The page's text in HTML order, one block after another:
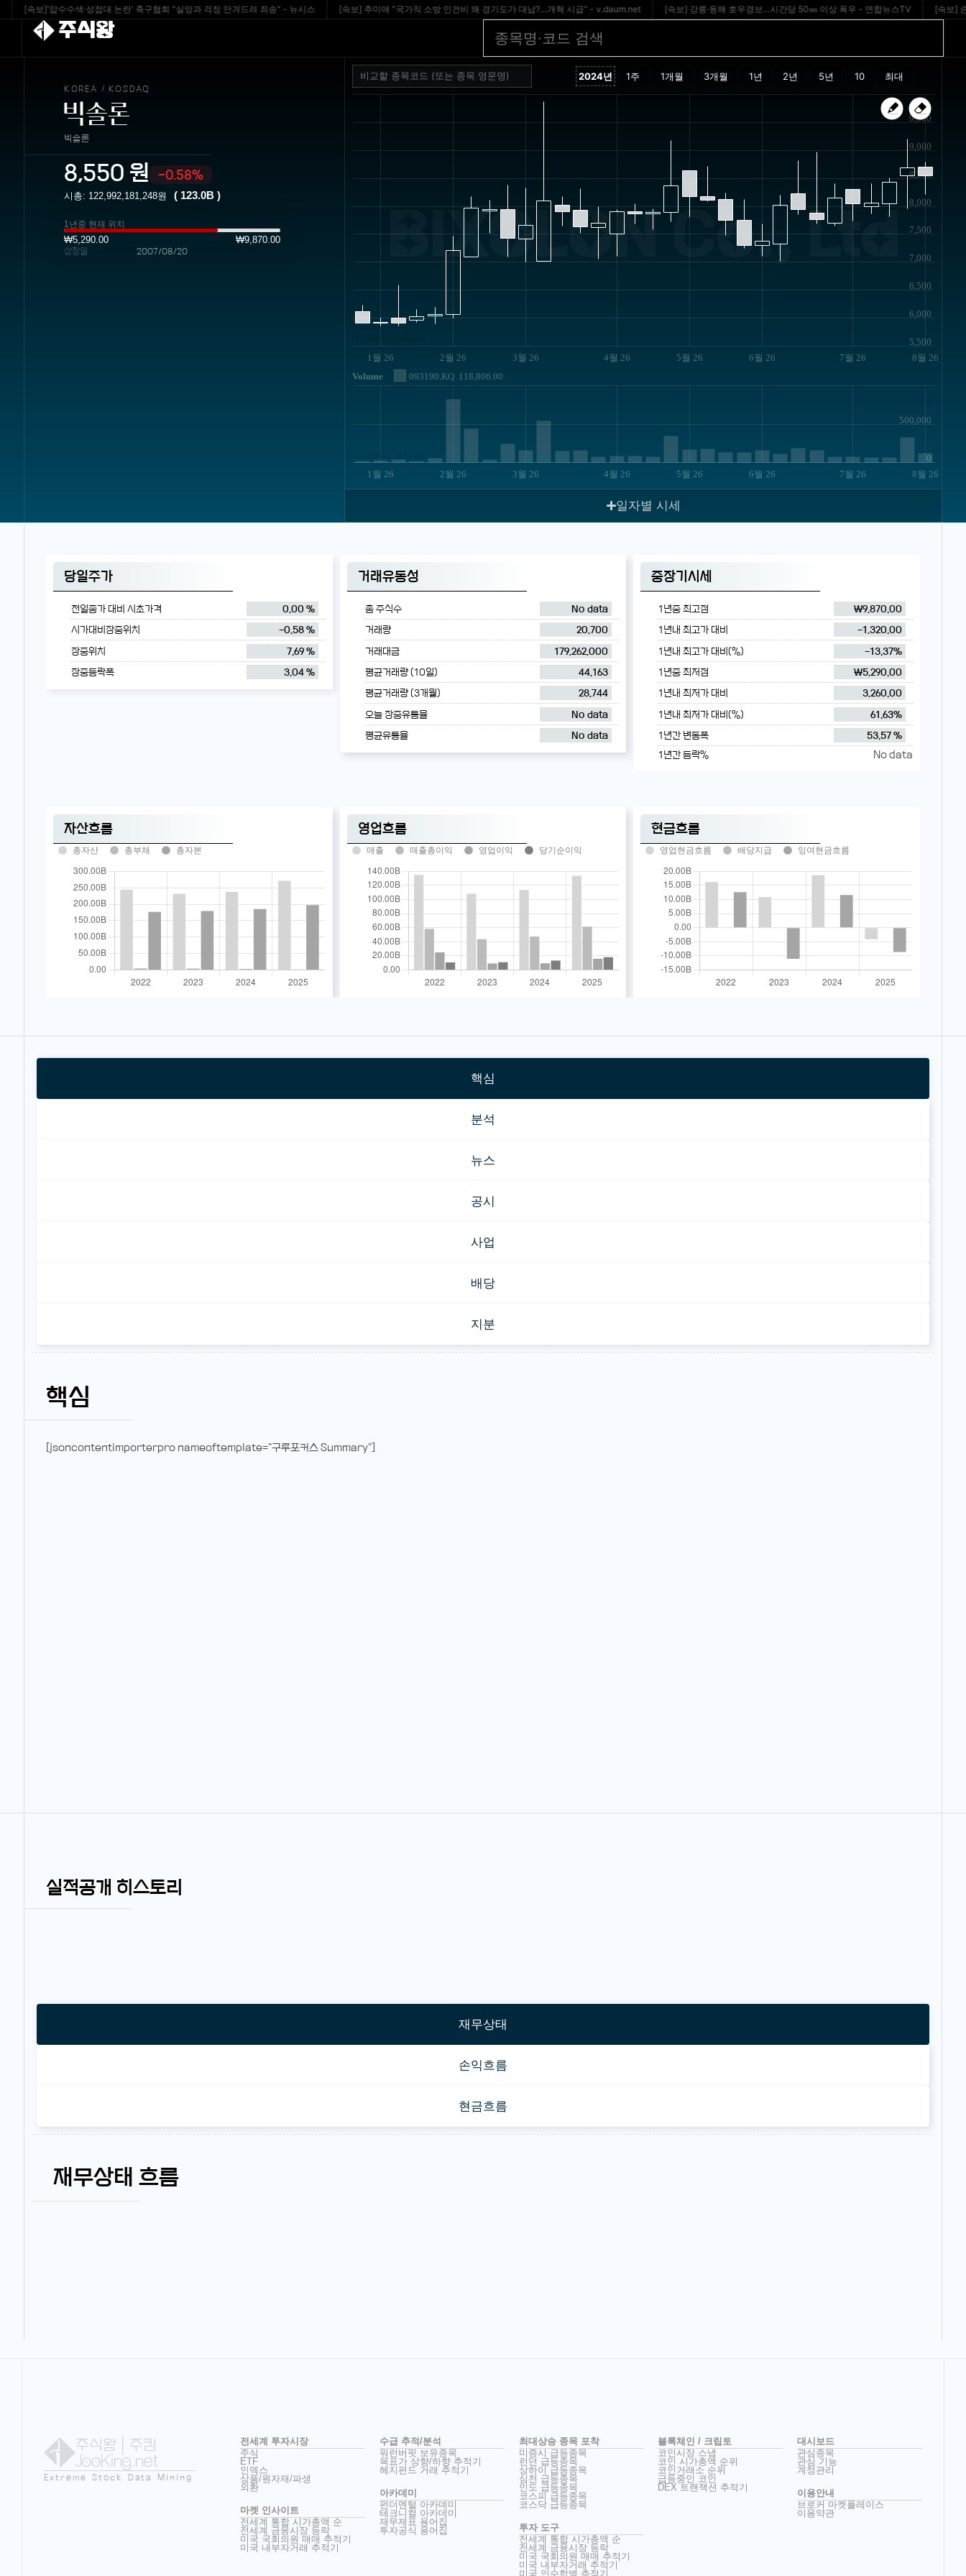
보]'압수수색·성접대 논란' 축구협회 "실망과 걱정 안겨드려 죄송" - 뉴시스 [속보] 추미애 “국가직 소방 인건비 왜 경기도가 대납?…개혁 시급” - v.daum.net [속보] 강릉·동해 호우경보…시간당 50㎜ 이상 폭우 - 연합뉴스TV [속보] 손현보
주식왕
KOREA / KOSDAQ
빅솔론
빅솔론
8,550 원 -0.58%
시총: 122,992,181,248원 ( 123.0B )
1년중 현재 위치
₩5,290.00 ₩9,870.00
상장일 2007/08/20 BIXOLON Co., Ltd
1월 26 2월 26 3월 26 4월 26 5월 26 6월 26 7월 26 8월 26
5,500
6,000
6,500
7,000
7,500
8,000
8,500
9,000
9,500
Volume 093190.KQ 118,806.00
1월 26 2월 26 3월 26 4월 26 5월 26 6월 26 7월 26 8월 26
0
500,000
일자별 시세
당일주가
전일종가 대비 시초가격
0.00 %
시가대비장중위치
-0.58 %
장중위치
7.69 %
장중등락폭
3.04 %
거래유동성
총 주식수
No data
거래량
20,700
거래대금
179,262,000
평균거래량 (10일)
44,163
평균거래량 (3개월)
28,744
오늘 장중유통율
No data
평균유통율
No data
중장기시세
1년중 최고점
₩9,870.00
1년내 최고가 대비
-1,320.00
1년내 최고가 대비(%)
-13.37%
1년중 최저점
₩5,290.00
1년내 최저가 대비
3,260.00
1년내 최저가 대비(%)
61.63%
1년간 변동폭
53.57 %
1년간 등락%
No data
자산흐름
총자산 총부채 총자본
영업흐름
매출 매출총이익 영업이익 당기순이익
현금흐름
영업현금흐름 배당지급 잉여현금흐름
핵심
분석
뉴스
공시
사업
배당
지분
핵심
[jsoncontentimporterpro nameoftemplate="구루포커스 Summary"]
실적공개 히스토리
재무상태
손익흐름
현금흐름
재무상태 흐름
주식왕 | 주킹
JooKing.net
Extreme Stock Data Mining
전세계 투자시장
주식
ETF
인덱스
상품/원자재/파생
외환
마켓 인사이트
전세계 통합 시가총액 순
전세계 금융시장 등락
미국 국회의원 매매 추적기
미국 내부자거래 추적기
수급 추적/분석
워런버핏 보유종목
목표가 상향/하향 추적기
헤지펀드 거래 추적기
아카데미
펀더멘털 아카데미
테크니컬 아카데미
재무제표 용어집
투자공식 용어집
최대상승 종목 포착
미증시 급등종목
런던 급등종목
상하이 급등종목
심천 급등종목
인도 급등종목
코스피 급등종목
코스닥 급등종목
투자 도구
전세계 통합 시가총액 순
전세계 금융시장 등락
미국 국회의원 매매 추적기
미국 내부자거래 추적기
미국 인수합병 추적기
블록체인 / 크립토
코인시장 스냅
코인 시가총액 순위
코인거래소 순위
급등중인 코인
DEX 트랜잭션 추적기
대시보드
관심종목
관심 기능
계정관리
이용안내
브로커 마켓플레이스
이용약관